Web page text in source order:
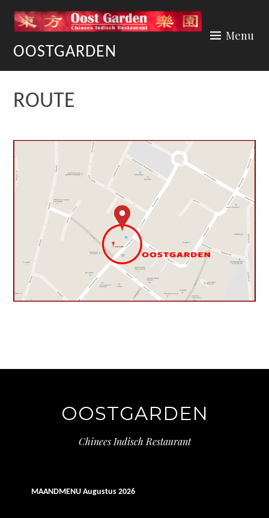
OOSTGARDEN
Menu
ROUTE
OOSTGARDEN
Chinees Indisch Restaurant
MAANDMENU Augustus 2026